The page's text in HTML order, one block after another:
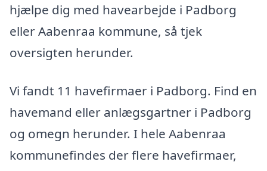
hjælpe dig med havearbejde i Padborg
eller Aabenraa kommune, så tjek
oversigten herunder.
Vi fandt 11 havefirmaer i Padborg. Find en
havemand eller anlægsgartner i Padborg
og omegn herunder. I hele Aabenraa
kommunefindes der flere havefirmaer,